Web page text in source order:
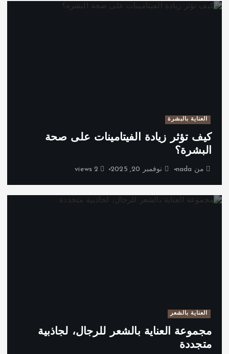
العناية بالبشرة
كيف تؤثر زيادة الفيتامينات على صحة
البشرة؟
من nada نوفمبر 20, 2025
العناية بالشعر
مجموعة العناية بالشعر للرجال، لجاذبية
متجددة